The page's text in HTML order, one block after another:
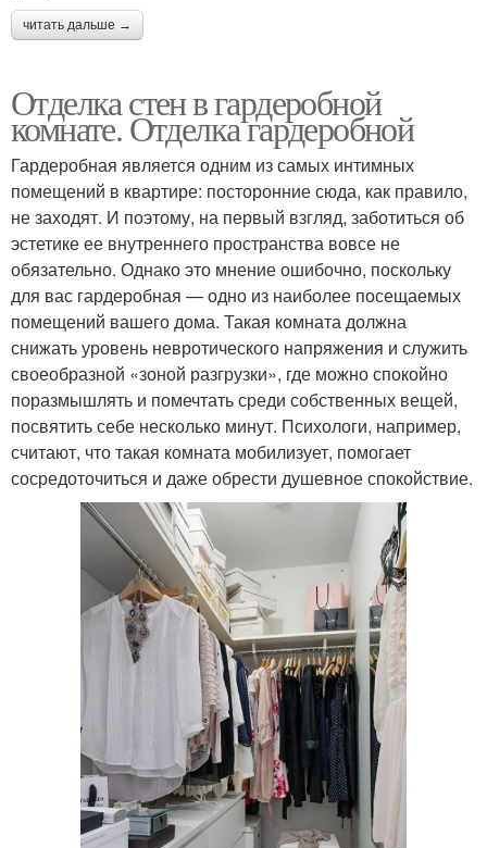
читать дальше →
Отделка стен в гардеробной
комнате. Отделка гардеробной
Гардеробная является одним из самых интимных
помещений в квартире: посторонние сюда, как правило,
не заходят. И поэтому, на первый взгляд, заботиться об
эстетике ее внутреннего пространства вовсе не
обязательно. Однако это мнение ошибочно, поскольку
для вас гардеробная — одно из наиболее посещаемых
помещений вашего дома. Такая комната должна
снижать уровень невротического напряжения и служить
своеобразной «зоной разгрузки», где можно спокойно
поразмышлять и помечтать среди собственных вещей,
посвятить себе несколько минут. Психологи, например,
считают, что такая комната мобилизует, помогает
сосредоточиться и даже обрести душевное спокойствие.